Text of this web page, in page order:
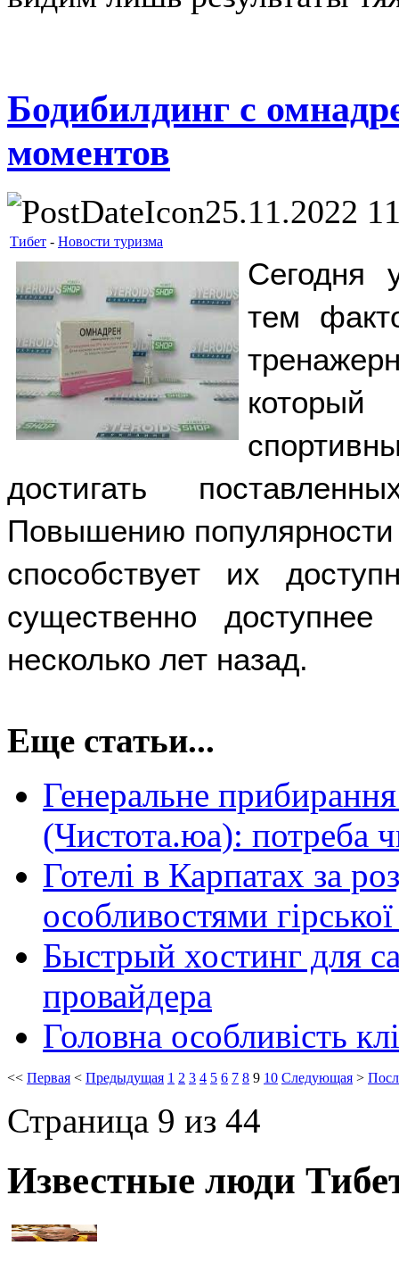
Бодибилдинг с
моментов
25.11.2022
Тибет - Новости туризма
Сегодня
тем
достигать
Повышению популярности
способствует их
существенно
несколько лет назад.
Еще статьи...
Генеральне
(Чистота.юа): потреба
Готелі в Карпатах за
особливостями
Быстрый хостинг для
провайдера
Головна особливість
<< Первая < Предыдущая 1 2 3 4 5 6 7 8 9 10 Следующая >
Страница 9 из 44
Известные люди